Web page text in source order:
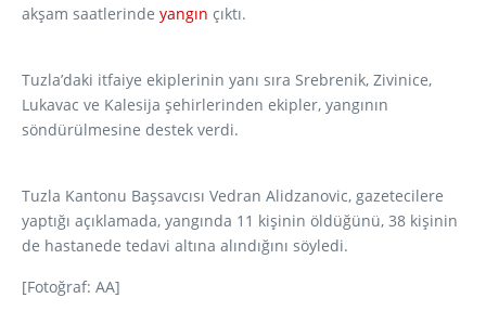
akşam saatlerinde yangın çıktı.
Tuzla’daki itfaiye ekiplerinin yanı sıra Srebrenik, Zivinice,
Lukavac ve Kalesija şehirlerinden ekipler, yangının
söndürülmesine destek verdi.
Tuzla Kantonu Başsavcısı Vedran Alidzanovic, gazetecilere
yaptığı açıklamada, yangında 11 kişinin öldüğünü, 38 kişinin
de hastanede tedavi altına alındığını söyledi.
[Fotoğraf: AA]